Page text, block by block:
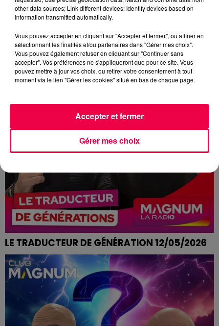
LE TRADUCTEUR DE GÉNÉRATION 15/05/2026
LE TRADUCTEUR DE GÉNÉRATION 12/05/2026
ÊTRE A LA BOURRE
other data sources; Link different devices; Identify devices based on
information transmitted automatically.
Vous pouvez accepter en cliquant sur "Accepter et fermer", ou affiner en
sélectionnant les finalités et/ou partenaires dans "Gérer mes choix".
Vous pouvez également refuser en cliquant sur "Continuer sans
accepter". Vos préférences ne s'appliqueront que pour ce site. Vous
pouvez mettre à jour vos choix, ou retirer votre consentement à tout
moment via le lien "Gérer les cookies" situé en bas de chaque page.
Gérer mes choix
Accepter et fermer